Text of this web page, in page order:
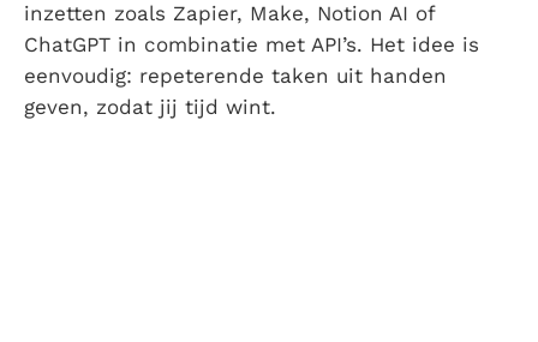
inzetten zoals Zapier, Make, Notion AI of
ChatGPT in combinatie met API’s. Het idee is
eenvoudig: repeterende taken uit handen
geven, zodat jij tijd wint.